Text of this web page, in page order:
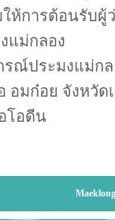
ให้การต้อนรับผู้
แม่กลอง
รณ์ประมงแม่กล
อมก๋อย จังหวั
โอดีน